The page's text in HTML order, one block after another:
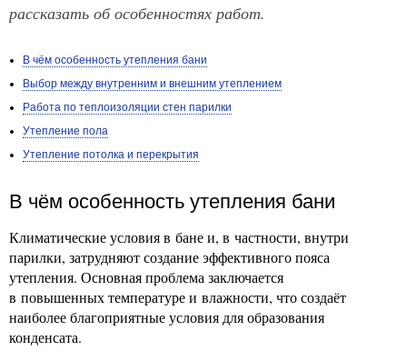
рассказать об особенностях работ.
В чём особенность утепления бани
Выбор между внутренним и внешним утеплением
Работа по теплоизоляции стен парилки
Утепление пола
Утепление потолка и перекрытия
В чём особенность утепления бани
Климатические условия в бане и, в частности, внутри
парилки, затрудняют создание эффективного пояса
утепления. Основная проблема заключается
в повышенных температуре и влажности, что создаёт
наиболее благоприятные условия для образования
конденсата.